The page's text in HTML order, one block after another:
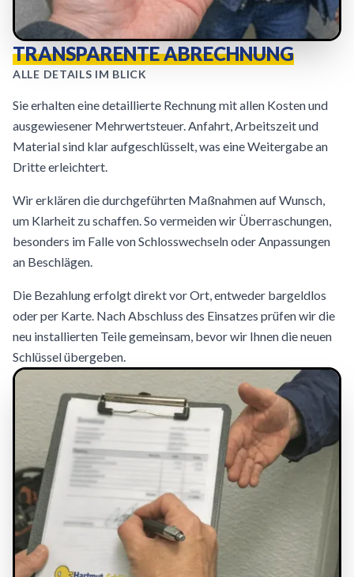
TRANSPARENTE ABRECHNUNG
ALLE DETAILS IM BLICK
Sie erhalten eine detaillierte Rechnung mit allen Kosten und
ausgewiesener Mehrwertsteuer. Anfahrt, Arbeitszeit und
Material sind klar aufgeschlüsselt, was eine Weitergabe an
Dritte erleichtert.
Wir erklären die durchgeführten Maßnahmen auf Wunsch,
um Klarheit zu schaffen. So vermeiden wir Überraschungen,
besonders im Falle von Schlosswechseln oder Anpassungen
an Beschlägen.
Die Bezahlung erfolgt direkt vor Ort, entweder bargeldlos
oder per Karte. Nach Abschluss des Einsatzes prüfen wir die
neu installierten Teile gemeinsam, bevor wir Ihnen die neuen
Schlüssel übergeben.